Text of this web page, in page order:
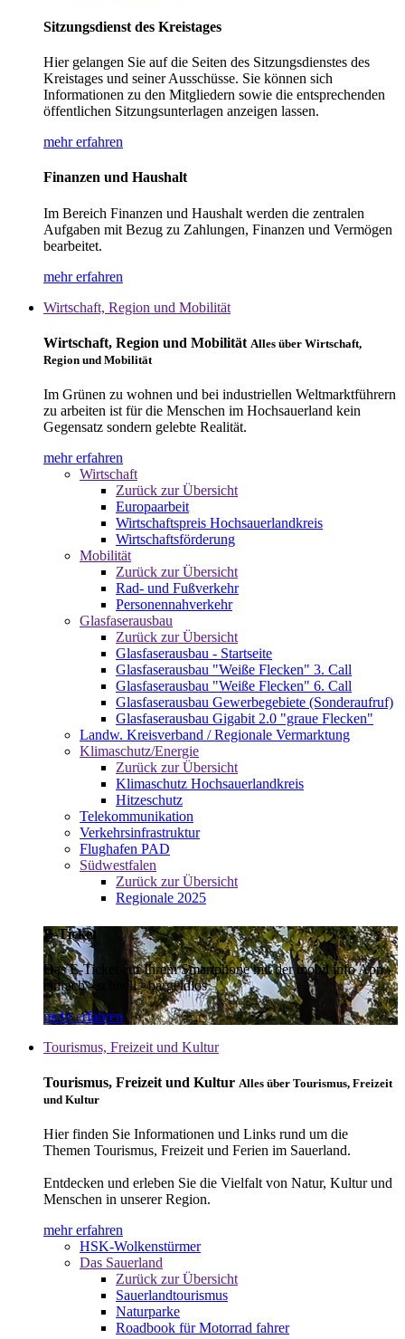
Sitzungsdienst des Kreistages
Hier gelangen Sie auf die Seiten des Sitzungsdienstes des
Kreistages und seiner Ausschüsse. Sie können sich
Informationen zu den Mitgliedern sowie die entsprechenden
öffentlichen Sitzungsunterlagen anzeigen lassen.
mehr erfahren
Finanzen und Haushalt
Im Bereich Finanzen und Haushalt werden die zentralen
Aufgaben mit Bezug zu Zahlungen, Finanzen und Vermögen
bearbeitet.
mehr erfahren
Wirtschaft, Region und Mobilität
Wirtschaft, Region und Mobilität Alles über Wirtschaft,
Region und Mobilität
Im Grünen zu wohnen und bei industriellen Weltmarktführern
zu arbeiten ist für die Menschen im Hochsauerland kein
Gegensatz sondern gelebte Realität.
mehr erfahren
Wirtschaft
Zurück zur Übersicht
Europaarbeit
Wirtschaftspreis Hochsauerlandkreis
Wirtschaftsförderung
Mobilität
Zurück zur Übersicht
Rad- und Fußverkehr
Personennahverkehr
Glasfaserausbau
Zurück zur Übersicht
Glasfaserausbau - Startseite
Glasfaserausbau "Weiße Flecken" 3. Call
Glasfaserausbau "Weiße Flecken" 6. Call
Glasfaserausbau Gewerbegebiete (Sonderaufruf)
Glasfaserausbau Gigabit 2.0 "graue Flecken"
Landw. Kreisverband / Regionale Vermarktung
Klimaschutz/Energie
Zurück zur Übersicht
Klimaschutz Hochsauerlandkreis
Hitzeschutz
Telekommunikation
Verkehrsinfrastruktur
Flughafen PAD
Südwestfalen
Zurück zur Übersicht
Regionale 2025
E-Ticket
Das E-Ticket auf Ihrem Smartphone mit der mobil info App -
einfach - schnell - bargeldlos
mehr erfahren
Tourismus, Freizeit und Kultur
Tourismus, Freizeit und Kultur Alles über Tourismus, Freizeit
und Kultur
Hier finden Sie Informationen und Links rund um die
Themen Tourismus, Freizeit und Ferien im Sauerland.
Entdecken und erleben Sie die Vielfalt von Natur, Kultur und
Menschen in unserer Region.
mehr erfahren
HSK-Wolkenstürmer
Das Sauerland
Zurück zur Übersicht
Sauerlandtourismus
Naturparke
Roadbook für Motorrad fahrer